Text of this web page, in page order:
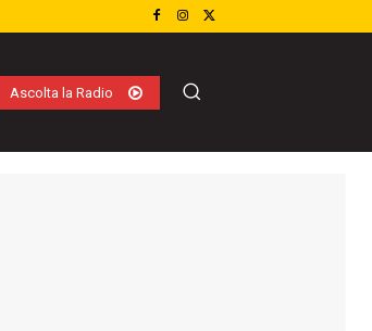
Ascolta la Radio